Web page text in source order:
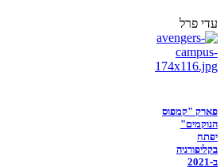
עדי פרל
פארק "קמפוס
הנוקמים"
יפתח
בקליפורניה
ב-2021